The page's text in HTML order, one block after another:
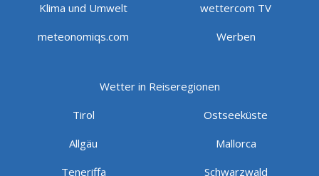
Klima und Umwelt
wettercom TV
meteonomiqs.com
Werben
Wetter in Reiseregionen
Tirol
Ostseeküste
Allgäu
Mallorca
Teneriffa
Schwarzwald